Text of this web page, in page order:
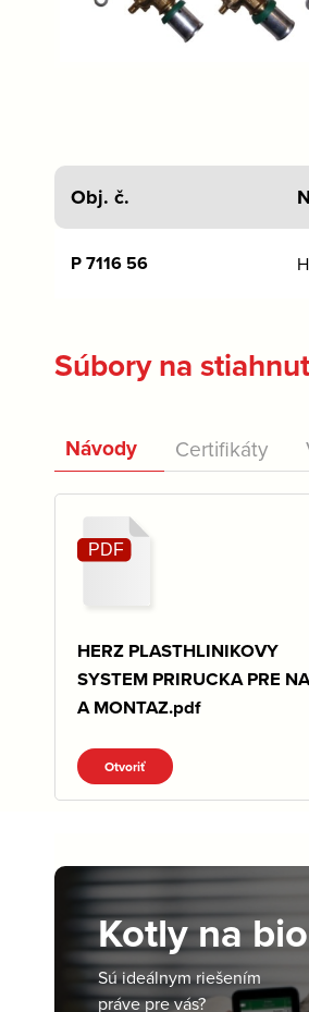
Obj. č.
P 7116 56
Súbory na
Návody Certifikáty
HERZ PLASTHLINIKOVY
SYSTEM PRIRUCKA PRE
A MONTAZ.pdf
Otvoriť
Kotly na
Sú ideálnym riešením
práve pre vás?